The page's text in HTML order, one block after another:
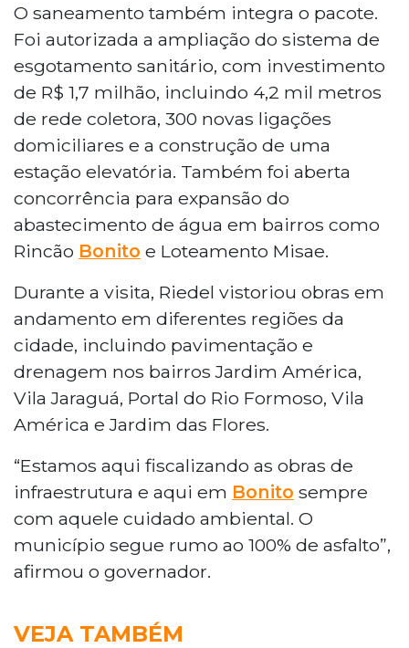
O saneamento também integra o pacote.
Foi autorizada a ampliação do sistema de
esgotamento sanitário, com investimento
de R$ 1,7 milhão, incluindo 4,2 mil metros
de rede coletora, 300 novas ligações
domiciliares e a construção de uma
estação elevatória. Também foi aberta
concorrência para expansão do
abastecimento de água em bairros como
Rincão Bonito e Loteamento Misae.
Durante a visita, Riedel vistoriou obras em
andamento em diferentes regiões da
cidade, incluindo pavimentação e
drenagem nos bairros Jardim América,
Vila Jaraguá, Portal do Rio Formoso, Vila
América e Jardim das Flores.
“Estamos aqui fiscalizando as obras de
infraestrutura e aqui em Bonito sempre
com aquele cuidado ambiental. O
município segue rumo ao 100% de asfalto”,
afirmou o governador.
VEJA TAMBÉM